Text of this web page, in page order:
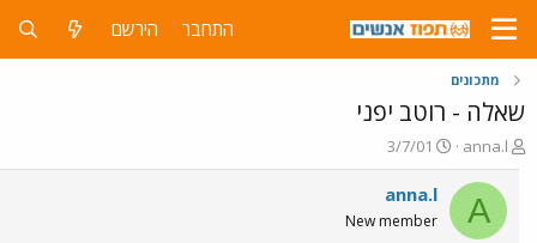
התחבר הירשם
מתכונים
שאלה - רוטב יפני
פ
ו
ת
ח
ה
anna.l
פ
ו
ר
ם
3/7/01
A
anna.l
New member